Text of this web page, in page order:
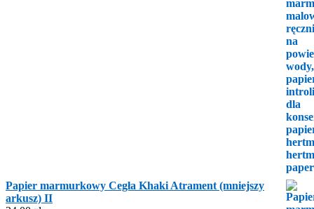
Papier marmurkowy Cegła Khaki Atrament (mniejszy
arkusz) II